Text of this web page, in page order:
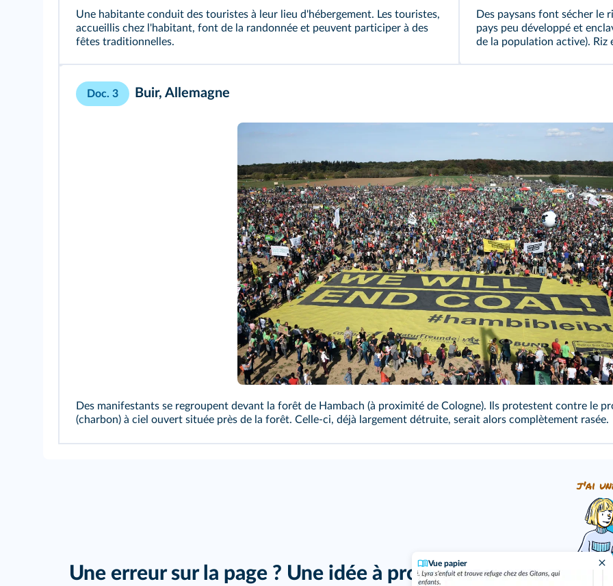
Vue papier
Une habitante conduit des touristes à leur lieu d'hébergement. Les touristes,
accueillis chez l'habitant, font de la randonnée et peuvent participer à des
fêtes traditionnelles.
Des paysans font sécher le
pays peu développé et
de la population active). Riz
Doc. 3 Buir, Allemagne
Des manifestants se regroupent devant la forêt de Hambach (à proximité de Cologne). Ils protestent contre le
(charbon) à ciel ouvert située près de la forêt. Celle-ci, déjà largement détruite, serait alors complètement rasée.
Une erreur sur la page ? Une idée à proposer ?
j'ai